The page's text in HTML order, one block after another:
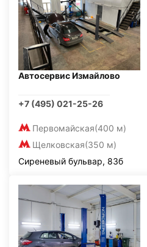
Автосервис Измайлово
+7 (495) 021-25-26
Первомайская(400 м)
Щелковская(350 м)
Сиреневый бульвар, 83б